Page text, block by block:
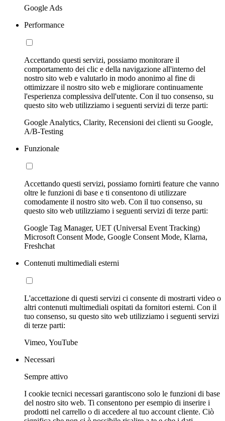
Google Ads
Performance
Accettando questi servizi, possiamo monitorare il
comportamento dei clic e della navigazione all'interno del
nostro sito web e valutarlo in modo anonimo al fine di
ottimizzare il nostro sito web e migliorare continuamente
l'esperienza complessiva dell'utente. Con il tuo consenso, su
questo sito web utilizziamo i seguenti servizi di terze parti:
Google Analytics, Clarity, Recensioni dei clienti su Google,
A/B-Testing
Funzionale
Accettando questi servizi, possiamo fornirti feature che vanno
oltre le funzioni di base e ti consentono di utilizzare
comodamente il nostro sito web. Con il tuo consenso, su
questo sito web utilizziamo i seguenti servizi di terze parti:
Google Tag Manager, UET (Universal Event Tracking)
Microsoft Consent Mode, Google Consent Mode, Klarna,
Freshchat
Contenuti multimediali esterni
L'accettazione di questi servizi ci consente di mostrarti video o
altri contenuti multimediali ospitati da fornitori esterni. Con il
tuo consenso, su questo sito web utilizziamo i seguenti servizi
di terze parti:
Vimeo, YouTube
Necessari
Sempre attivo
I cookie tecnici necessari garantiscono solo le funzioni di base
del nostro sito web. Ti consentono per esempio di inserire i
prodotti nel carrello o di accedere al tuo account cliente. Ciò